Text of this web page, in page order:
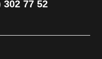
302 77 52